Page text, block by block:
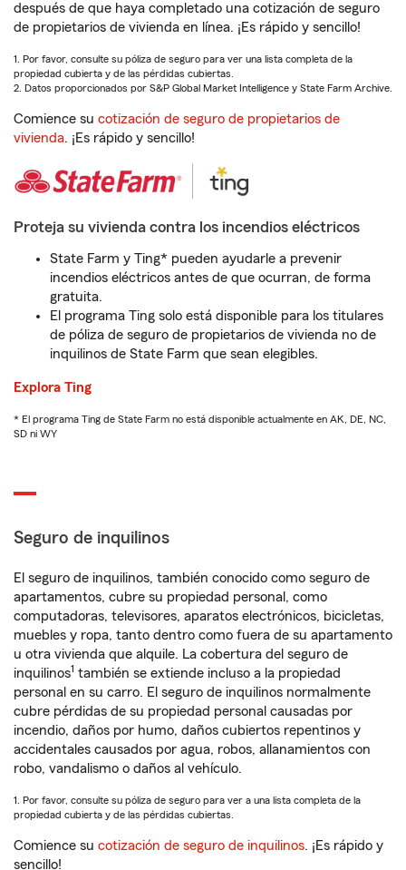
después de que haya completado una cotización de seguro
de propietarios de vivienda en línea. ¡Es rápido y sencillo!
1. Por favor, consulte su póliza de seguro para ver una lista completa de la
propiedad cubierta y de las pérdidas cubiertas.
2. Datos proporcionados por S&P Global Market Intelligence y State Farm Archive.
Comience su cotización de seguro de propietarios de
vivienda. ¡Es rápido y sencillo!
Proteja su vivienda contra los incendios eléctricos
State Farm y Ting* pueden ayudarle a prevenir
incendios eléctricos antes de que ocurran, de forma
gratuita.
El programa Ting solo está disponible para los titulares
de póliza de seguro de propietarios de vivienda no de
inquilinos de State Farm que sean elegibles.
Explora Ting
* El programa Ting de State Farm no está disponible actualmente en AK, DE, NC,
SD ni WY
Seguro de inquilinos
El seguro de inquilinos, también conocido como seguro de
apartamentos, cubre su propiedad personal, como
computadoras, televisores, aparatos electrónicos, bicicletas,
muebles y ropa, tanto dentro como fuera de su apartamento
u otra vivienda que alquile. La cobertura del seguro de
inquilinos1 también se extiende incluso a la propiedad
personal en su carro. El seguro de inquilinos normalmente
cubre pérdidas de su propiedad personal causadas por
incendio, daños por humo, daños cubiertos repentinos y
accidentales causados por agua, robos, allanamientos con
robo, vandalismo o daños al vehículo.
1. Por favor, consulte su póliza de seguro para ver a una lista completa de la
propiedad cubierta y de las pérdidas cubiertas.
Comience su cotización de seguro de inquilinos. ¡Es rápido y
sencillo!